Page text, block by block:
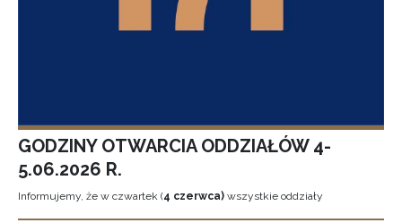
GODZINY OTWARCIA ODDZIAŁÓW 4-
5.06.2026 R.
Informujemy, że w czwartek (4 czerwca) wszystkie oddziały